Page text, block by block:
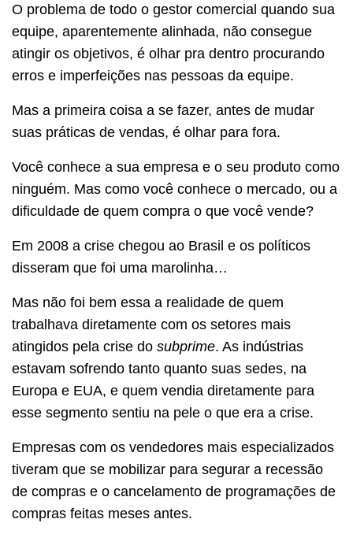
O problema de todo o gestor comercial quando sua
equipe, aparentemente alinhada, não consegue
atingir os objetivos, é olhar pra dentro procurando
erros e imperfeições nas pessoas da equipe.
Mas a primeira coisa a se fazer, antes de mudar
suas práticas de vendas, é olhar para fora.
Você conhece a sua empresa e o seu produto como
ninguém. Mas como você conhece o mercado, ou a
dificuldade de quem compra o que você vende?
Em 2008 a crise chegou ao Brasil e os políticos
disseram que foi uma marolinha…
Mas não foi bem essa a realidade de quem
trabalhava diretamente com os setores mais
atingidos pela crise do subprime. As indústrias
estavam sofrendo tanto quanto suas sedes, na
Europa e EUA, e quem vendia diretamente para
esse segmento sentiu na pele o que era a crise.
Empresas com os vendedores mais especializados
tiveram que se mobilizar para segurar a recessão
de compras e o cancelamento de programações de
compras feitas meses antes.